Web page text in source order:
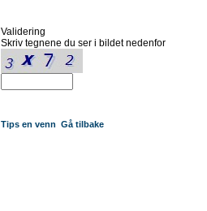
Validering
Skriv tegnene du ser i bildet nedenfor
Tips en venn Gå tilbake